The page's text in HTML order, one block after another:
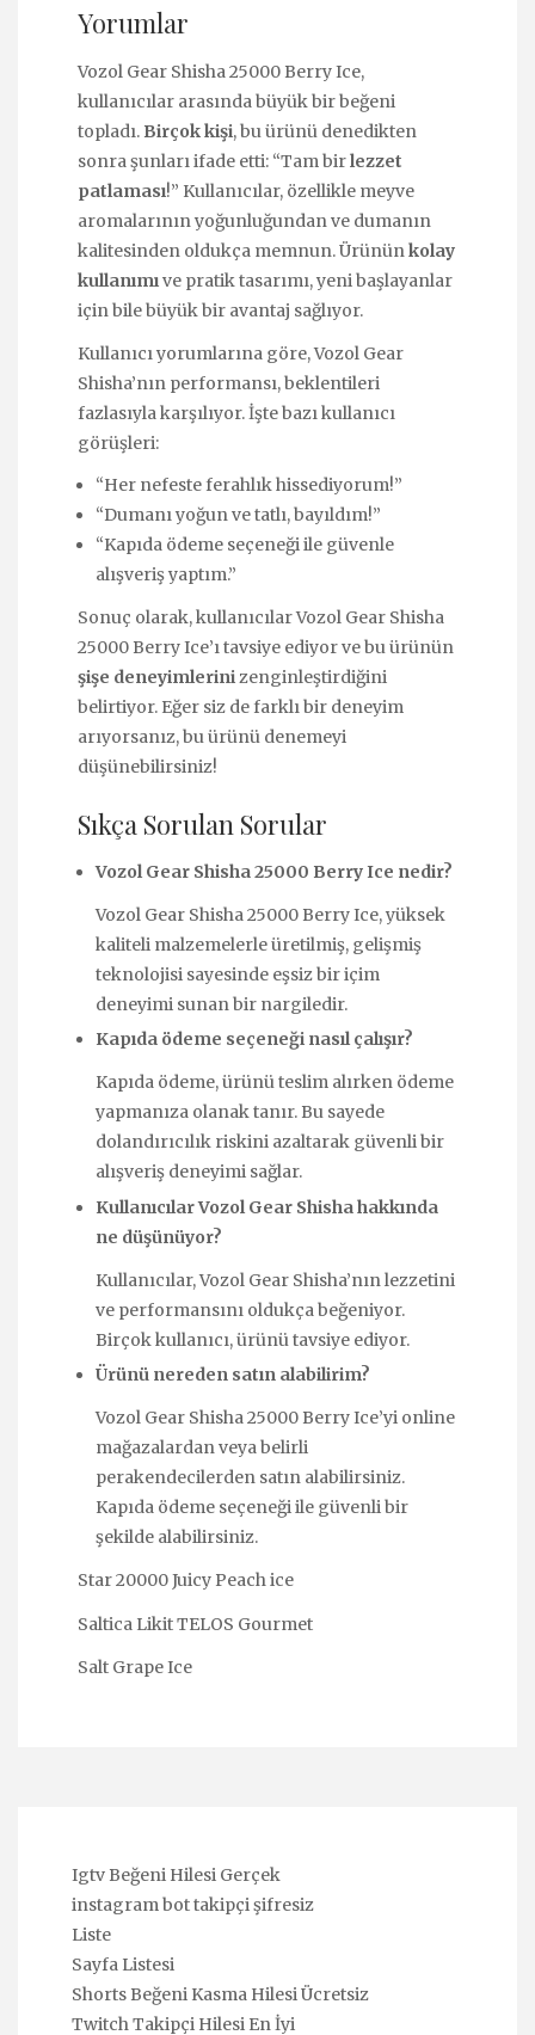
Yorumlar
Vozol Gear Shisha 25000 Berry Ice,
kullanıcılar arasında büyük bir beğeni
topladı. Birçok kişi, bu ürünü denedikten
sonra şunları ifade etti: “Tam birlezzet
patlaması!” Kullanıcılar, özellikle meyve
aromalarının yoğunluğundan ve dumanın
kalitesinden oldukça memnun. Ürününkolay
kullanımıve pratik tasarımı, yeni başlayanlar
için bile büyük bir avantaj sağlıyor.
Kullanıcı yorumlarına göre, Vozol Gear
Shisha’nın performansı, beklentileri
fazlasıyla karşılıyor. İşte bazı kullanıcı
görüşleri:
“Her nefeste ferahlık hissediyorum!”
“Dumanı yoğun ve tatlı, bayıldım!”
“Kapıda ödeme seçeneği ile güvenle
alışveriş yaptım.”
Sonuç olarak, kullanıcılar Vozol Gear Shisha
25000 Berry Ice’ı tavsiye ediyor ve bu ürünün
şişe deneyimlerinizenginleştirdiğini
belirtiyor. Eğer siz de farklı bir deneyim
arıyorsanız, bu ürünü denemeyi
düşünebilirsiniz!
Sıkça Sorulan Sorular
Vozol Gear Shisha 25000 Berry Ice nedir?
Vozol Gear Shisha 25000 Berry Ice, yüksek
kaliteli malzemelerle üretilmiş, gelişmiş
teknolojisi sayesinde eşsiz bir içim
deneyimi sunan bir nargiledir.
Kapıda ödeme seçeneği nasıl çalışır?
Kapıda ödeme, ürünü teslim alırken ödeme
yapmanıza olanak tanır. Bu sayede
dolandırıcılık riskini azaltarak güvenli bir
alışveriş deneyimi sağlar.
Kullanıcılar Vozol Gear Shisha hakkında
ne düşünüyor?
Kullanıcılar, Vozol Gear Shisha’nın lezzetini
ve performansını oldukça beğeniyor.
Birçok kullanıcı, ürünü tavsiye ediyor.
Ürünü nereden satın alabilirim?
Vozol Gear Shisha 25000 Berry Ice’yi online
mağazalardan veya belirli
perakendecilerden satın alabilirsiniz.
Kapıda ödeme seçeneği ile güvenli bir
şekilde alabilirsiniz.
Star 20000 Juicy Peach ice
Saltica Likit TELOS Gourmet
Salt Grape Ice
Igtv Beğeni Hilesi Gerçek
instagram bot takipçi şifresiz
Liste
Sayfa Listesi
Shorts Beğeni Kasma Hilesi Ücretsiz
Twitch Takipçi Hilesi En İyi